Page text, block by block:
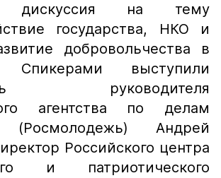
дискуссия на тему
государства, НКО и
добровольчества в
Спикерами выступили
руководителя
агентства по делам
(Росмолодежь) Андрей
Российского центра
и патриотического